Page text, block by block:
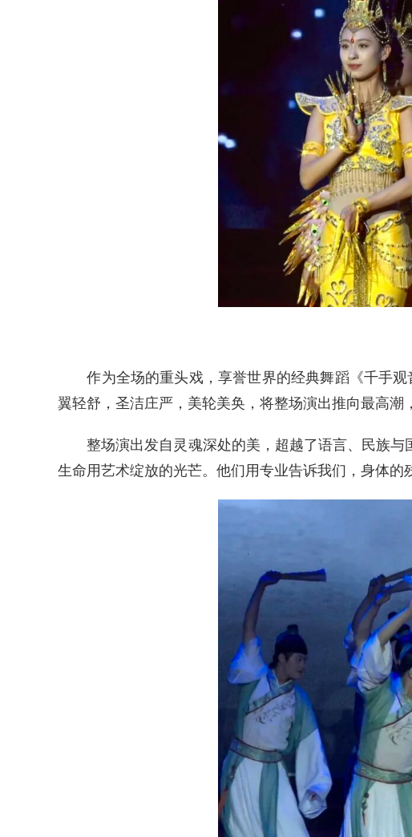
作为全场的重头戏，享誉世界的经典舞蹈《千手观
翼轻舒，圣洁庄严，美轮美奂，将整场演出推向最高潮
整场演出发自灵魂深处的美，超越了语言、民族与
生命用艺术绽放的光芒。他们用专业告诉我们，身体的